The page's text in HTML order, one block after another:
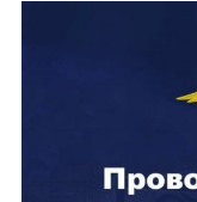
Профилактика
молодежной
План